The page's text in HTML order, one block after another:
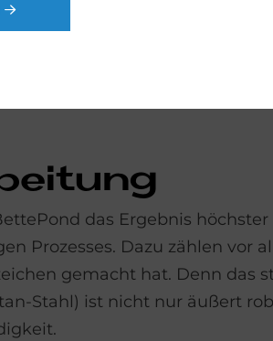
das Ergebnis
Prozesses. Dazu zählen
gemacht hat. Denn das
Stahl) ist nicht nur äußert